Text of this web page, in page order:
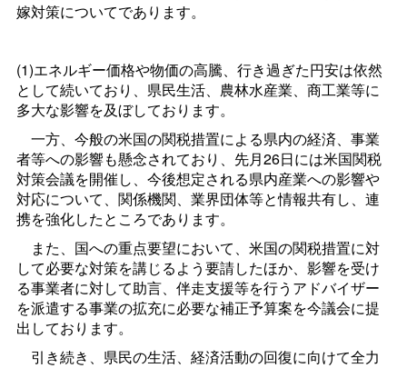
嫁対策についてであります。
(1)エネルギー価格や物価の高騰、行き過ぎた円安は依然
として続いており、県民生活、農林水産業、商工業等に
多大な影響を及ぼしております。
一方、今般の米国の関税措置による県内の経済、事業
者等への影響も懸念されており、先月26日には米国関税
対策会議を開催し、今後想定される県内産業への影響や
対応について、関係機関、業界団体等と情報共有し、連
携を強化したところであります。
また、国への重点要望において、米国の関税措置に対
して必要な対策を講じるよう要請したほか、影響を受け
る事業者に対して助言、伴走支援等を行うアドバイザー
を派遣する事業の拡充に必要な補正予算案を今議会に提
出しております。
引き続き、県民の生活、経済活動の回復に向けて全力